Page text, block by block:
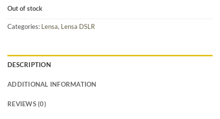
Out of stock
Categories: Lensa, Lensa DSLR
DESCRIPTION
ADDITIONAL INFORMATION
REVIEWS (0)